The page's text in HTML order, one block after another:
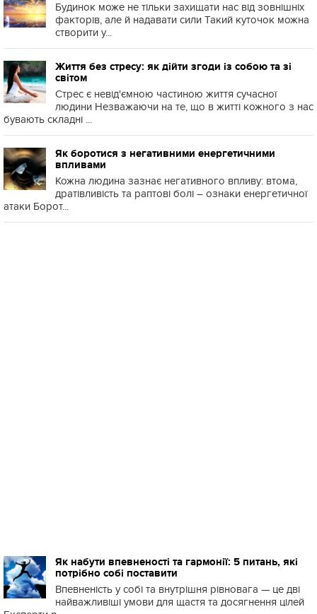
Будинок може не тільки захищати нас від зовнішніх
факторів, але й надавати сили Такий куточок можна
створити у...
Життя без стресу: як дійти згоди із собою та зі
світом
Стрес є невід'ємною частиною життя сучасної
людини Незважаючи на те, що в житті кожного з нас
бувають складні ...
Як боротися з негативними енергетичними
впливами
Кожна людина зазнає негативного впливу: втома,
дратівливість та раптові болі – ознаки енергетичної
атаки Борот...
Як набути впевненості та гармонії: 5 питань, які
потрібно собі поставити
Впевненість у собі та внутрішня рівновага — це дві
найважливіші умови для щастя та досягнення цілей